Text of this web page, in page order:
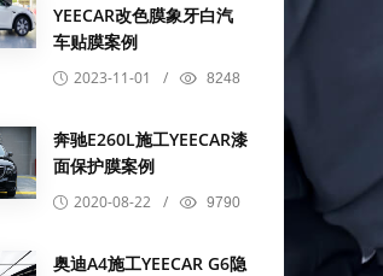
YEECAR改色膜象牙白汽
车贴膜案例
2023-11-01 / 8248
奔驰E260L施工YEECAR漆
面保护膜案例
2020-08-22 / 9790
奥迪A4施工YEECAR G6隐